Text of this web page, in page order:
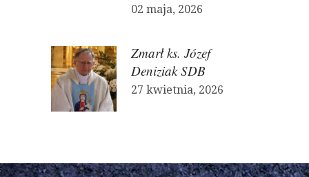
02 maja, 2026
Zmarł ks. Józef
Deniziak SDB
27 kwietnia, 2026